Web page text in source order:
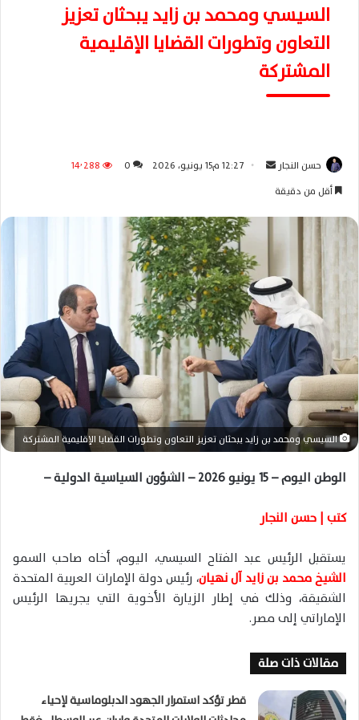
السيسي ومحمد بن زايد يبحثان تعزيز
التعاون وتطورات القضايا الإقليمية
المشتركة
حسن النجار
ي
د
ا
ك
ت
و
ن
ي
12:27 م15 يونيو، 2026 0
14٬288
أقل من دقيقة
السيسي ومحمد بن زايد يبحثان تعزيز التعاون وتطورات القضايا الإقليمية المشتركة
الوطن اليوم – 15 يونيو 2026 – الشؤون السياسية الدولية –
كتب | حسن النجار
يستقبل الرئيس عبد الفتاح السيسي، اليوم، أخاه صاحب السمو
الشيخ محمد بن زايد آل نهيان، رئيس دولة الإمارات العربية المتحدة
الشقيقة، وذلك في إطار الزيارة الأخوية التي يجريها الرئيس
الإماراتي إلى مصر.
مقالات ذات صلة
قطر تؤكد استمرار الجهود الدبلوماسية لإحياء